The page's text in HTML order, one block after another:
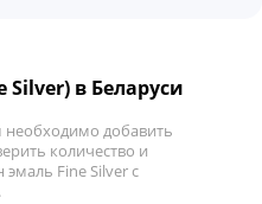
Silver) в Беларуси
необходимо добавить
количество и
эмаль Fine Silver с